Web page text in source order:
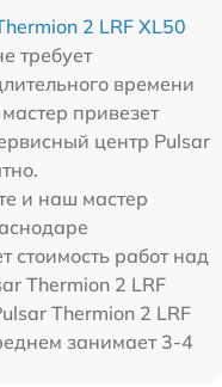
2 LRF XL50
требует
времени
привезет
центр Pulsar
и наш мастер
стоимость работ над
Thermion 2 LRF
Thermion 2 LRF
занимает 3-4